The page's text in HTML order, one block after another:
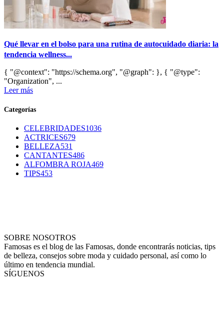
Qué llevar en el bolso para una rutina de autocuidado diaria: la
tendencia wellness...
{ "@context": "https://schema.org", "@graph": }, { "@type":
"Organization", ...
Leer más
Categorías
CELEBRIDADES1036
ACTRICES679
BELLEZA531
CANTANTES486
ALFOMBRA ROJA469
TIPS453
SOBRE NOSOTROS
Famosas es el blog de las Famosas, donde encontrarás noticias, tips
de belleza, consejos sobre moda y cuidado personal, así como lo
último en tendencia mundial.
SÍGUENOS